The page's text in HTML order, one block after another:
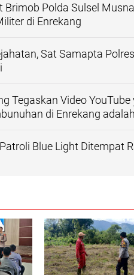
Brimob Polda Sulsel
di Enrekang
Sat Samapta
Tegaskan Video
di Enrekang
Blue Light Ditempat